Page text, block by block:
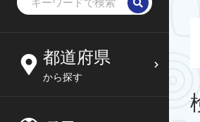
都道府県
から探す